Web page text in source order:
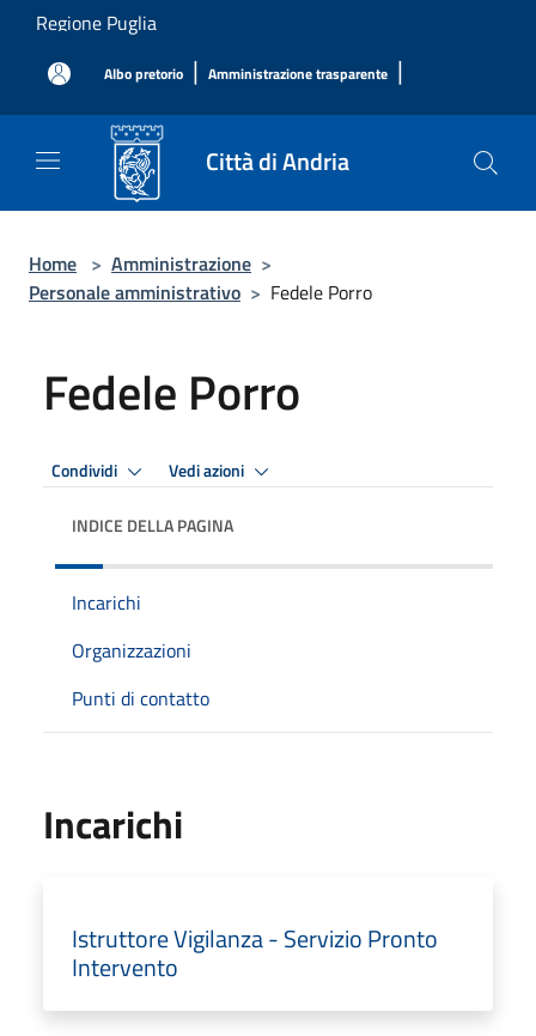
Salta al contenuto principale
Regione Puglia
Albo pretorio | Amministrazione trasparente |
Città di Andria
Home > Amministrazione >
Personale amministrativo > Fedele Porro
Fedele Porro
Condividi Vedi azioni
INDICE DELLA PAGINA
Incarichi
Organizzazioni
Punti di contatto
Incarichi
Istruttore Vigilanza - Servizio Pronto
Intervento